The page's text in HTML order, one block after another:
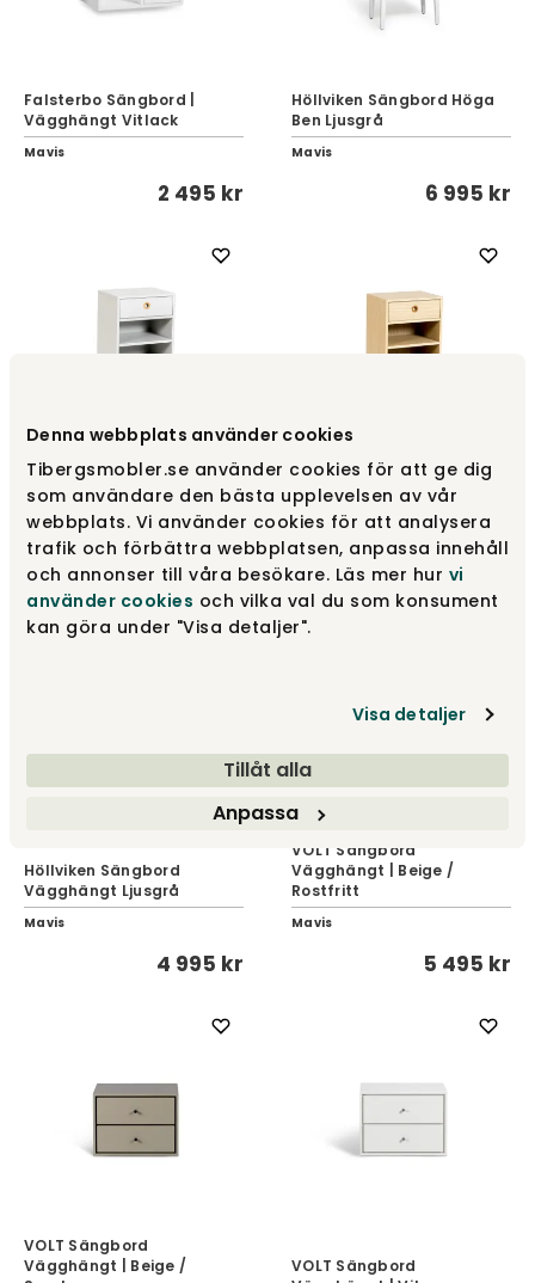
Denna webbplats använder cookies
Tibergsmobler.se använder cookies för att ge dig
som användare den bästa upplevelsen av vår
webbplats. Vi använder cookies för att analysera
trafik och förbättra webbplatsen, anpassa innehåll
och annonser till våra besökare. Läs mer hur vi
använder cookies och vilka val du som konsument
kan göra under "Visa detaljer".
Visa detaljer
Tillåt alla
Anpassa
Falsterbo Sängbord |
Vägghängt Vitlack
Mavis
2 495 kr
Höllviken Sängbord Höga
Ben Ljusgrå
Mavis
6 995 kr
Höllviken Sängbord Låga
ben Ljusgrå
Mavis
6 795 kr
Höllviken Sängbord Låga
ben Vitpigm.Ek
Mavis
7 795 kr
Höllviken Sängbord
Vägghängt Ljusgrå
Mavis
4 995 kr
VOLT Sängbord
Vägghängt | Beige /
Rostfritt
Mavis
5 495 kr
VOLT Sängbord
Vägghängt | Beige /
VOLT Sängbord